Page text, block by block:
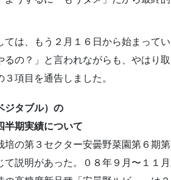
は、もう２月１６日から始まって
るの？」と言われながらも、やはり
項目を通告しました。
ジタブル）の
績について
の第３セクター安曇野菜園第６期
て説明があった。０８年９月〜１１